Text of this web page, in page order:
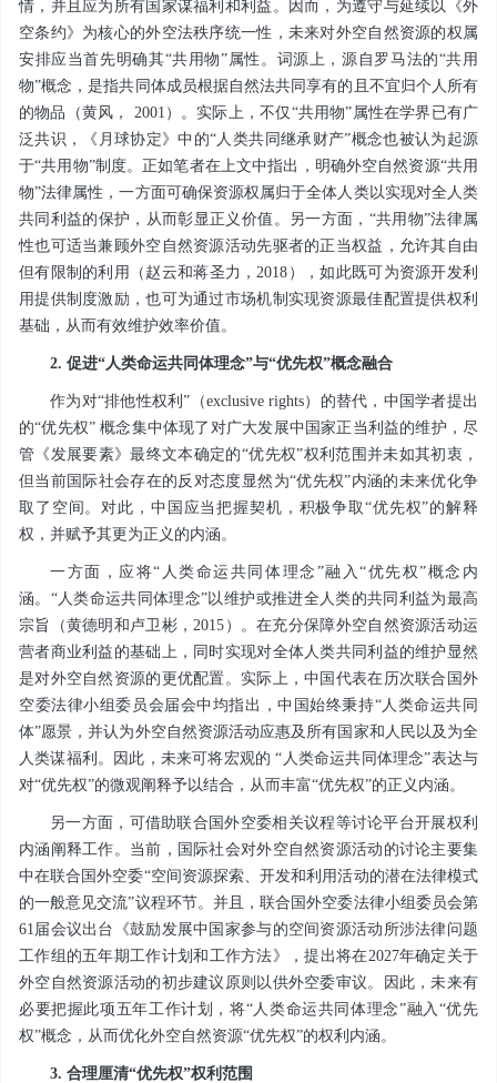
情，并且应为所有国家谋福利和利益。因而，为遵守与延续以《外
空条约》为核心的外空法秩序统一性，未来对外空自然资源的权属
安排应当首先明确其“共用物”属性。词源上，源自罗马法的“共用
物”概念，是指共同体成员根据自然法共同享有的且不宜归个人所有
的物品（黄风， 2001）。实际上，不仅“共用物”属性在学界已有广
泛共识，《月球协定》中的“人类共同继承财产”概念也被认为起源
于“共用物”制度。正如笔者在上文中指出，明确外空自然资源“共用
物”法律属性，一方面可确保资源权属归于全体人类以实现对全人类
共同利益的保护，从而彰显正义价值。另一方面，“共用物”法律属
性也可适当兼顾外空自然资源活动先驱者的正当权益，允许其自由
但有限制的利用（赵云和蒋圣力，2018），如此既可为资源开发利
用提供制度激励，也可为通过市场机制实现资源最佳配置提供权利
基础，从而有效维护效率价值。
2. 促进“人类命运共同体理念”与“优先权”概念融合
作为对“排他性权利”（exclusive rights）的替代，中国学者提出
的“优先权” 概念集中体现了对广大发展中国家正当利益的维护，尽
管《发展要素》最终文本确定的“优先权”权利范围并未如其初衷，
但当前国际社会存在的反对态度显然为“优先权”内涵的未来优化争
取了空间。对此，中国应当把握契机，积极争取“优先权”的解释
权，并赋予其更为正义的内涵。
一方面，应将“人类命运共同体理念”融入“优先权”概念内
涵。“人类命运共同体理念”以维护或推进全人类的共同利益为最高
宗旨（黄德明和卢卫彬，2015）。在充分保障外空自然资源活动运
营者商业利益的基础上，同时实现对全体人类共同利益的维护显然
是对外空自然资源的更优配置。实际上，中国代表在历次联合国外
空委法律小组委员会届会中均指出，中国始终秉持“人类命运共同
体”愿景，并认为外空自然资源活动应惠及所有国家和人民以及为全
人类谋福利。因此，未来可将宏观的 “人类命运共同体理念”表达与
对“优先权”的微观阐释予以结合，从而丰富“优先权”的正义内涵。
另一方面，可借助联合国外空委相关议程等讨论平台开展权利
内涵阐释工作。当前，国际社会对外空自然资源活动的讨论主要集
中在联合国外空委“空间资源探索、开发和利用活动的潜在法律模式
的一般意见交流”议程环节。并且，联合国外空委法律小组委员会第
61届会议出台《鼓励发展中国家参与的空间资源活动所涉法律问题
工作组的五年期工作计划和工作方法》，提出将在2027年确定关于
外空自然资源活动的初步建议原则以供外空委审议。因此，未来有
必要把握此项五年工作计划，将“人类命运共同体理念”融入“优先
权”概念，从而优化外空自然资源“优先权”的权利内涵。
3. 合理厘清“优先权”权利范围